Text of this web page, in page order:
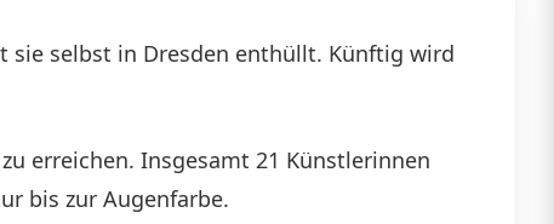
sie selbst in Dresden enthüllt. Künftig wird
erreichen. Insgesamt 21 Künstlerinnen
bis zur Augenfarbe.